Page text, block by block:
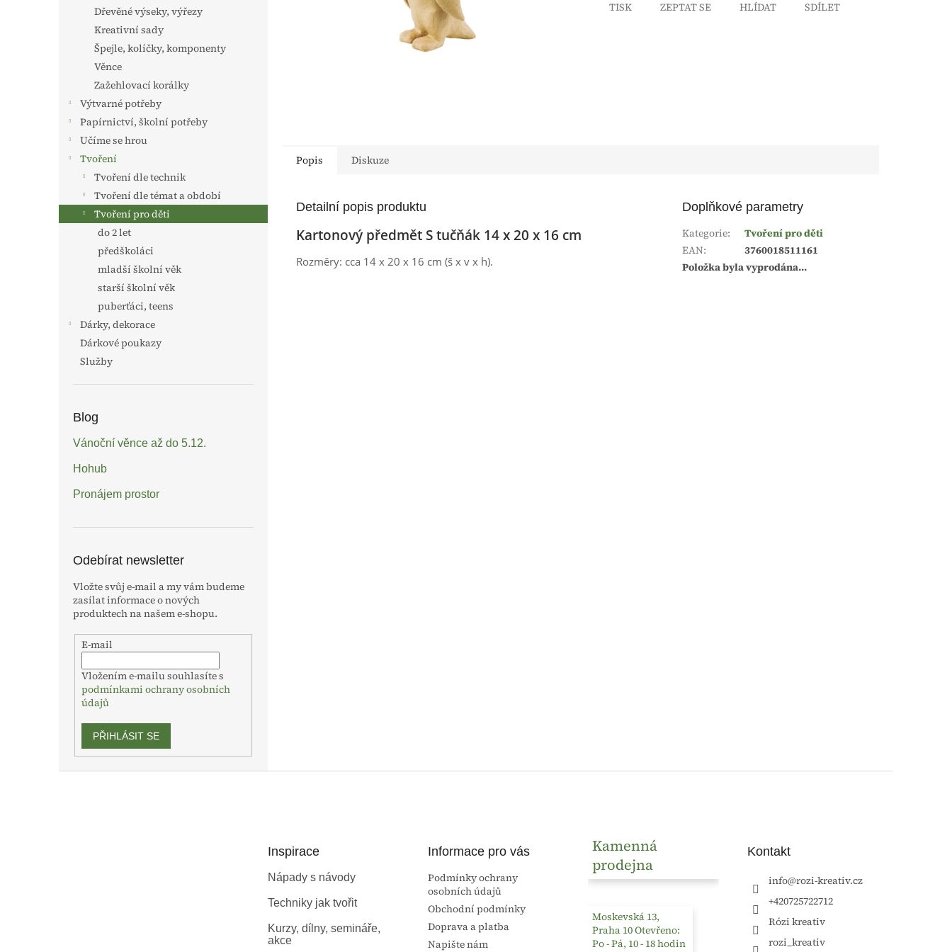
Dřevěné výseky, výřezy
Kreativní sady
Špejle, kolíčky, komponenty
Věnce
Zažehlovací korálky
Výtvarné potřeby
Papírnictví, školní potřeby
Učíme se hrou
Tvoření
Tvoření dle technik
Tvoření dle témat a období
Tvoření pro děti
do 2 let
předškoláci
mladší školní věk
starší školní věk
puberťáci, teens
Dárky, dekorace
Dárkové poukazy
Služby
Blog
Vánoční věnce až do 5.12.
Hohub
Pronájem prostor
Odebírat newsletter
Vložte svůj e-mail a my vám budeme
zasílat informace o nových
produktech na našem e-shopu.
E-mail
Vložením e-mailu souhlasíte s
podmínkami ochrany osobních
údajů
PŘIHLÁSIT SE
TISK ZEPTAT SE HLÍDAT SDÍLET
Popis Diskuze
Detailní popis produktu
Kartonový předmět S tučňák 14 x 20 x 16 cm
Rozměry: cca 14 x 20 x 16 cm (š x v x h).
Doplňkové parametry
Kategorie:
Tvoření pro děti
EAN:
3760018511161
Položka byla vyprodána…
Inspirace
Nápady s návody
Techniky jak tvořit
Kurzy, dílny, semináře,
akce
Informace pro vás
Podmínky ochrany
osobních údajů
Obchodní podmínky
Doprava a platba
Napište nám
Kamenná
prodejna
Moskevská 13,
Praha 10 Otevřeno:
Po - Pá, 10 - 18 hodin
Kontakt
info@rozi-kreativ.cz
+420725722712
Rózi kreativ
rozi_kreativ